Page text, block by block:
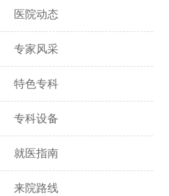
医院动态
专家风采
特色专科
专科设备
就医指南
来院路线